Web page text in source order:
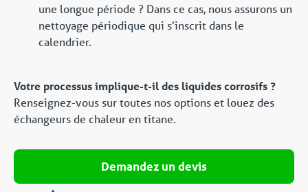
une longue période ? Dans ce cas, nous assurons un
nettoyage périodique qui s'inscrit dans le
calendrier.
Votre processus implique-t-il des liquides corrosifs ?
Renseignez-vous sur toutes nos options et louez des
échangeurs de chaleur en titane.
Demandez un devis